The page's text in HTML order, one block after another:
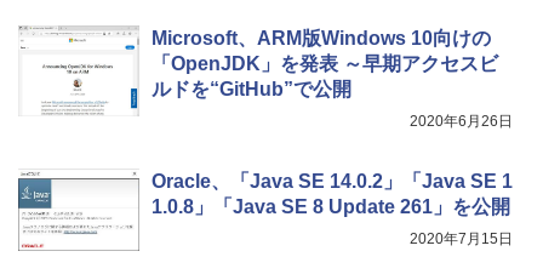
￥115,980
Microsoft、ARM版Windows 10向けの
「OpenJDK」を発表 ～早期アクセスビ
ルドを“GitHub”で公開
2020年6月26日
Oracle、「Java SE 14.0.2」「Java SE 1
1.0.8」「Java SE 8 Update 261」を公開
2020年7月15日